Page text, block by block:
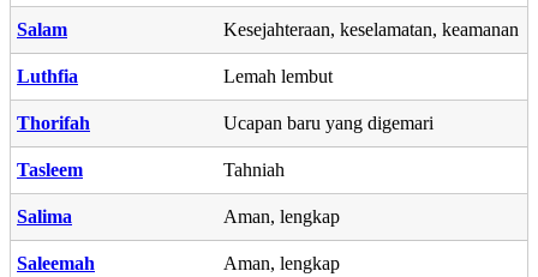
Salam Kesejahteraan, keselamatan, keamanan
Luthfia Lemah lembut
Thorifah Ucapan baru yang digemari
Tasleem Tahniah
Salima Aman, lengkap
Saleemah Aman, lengkap